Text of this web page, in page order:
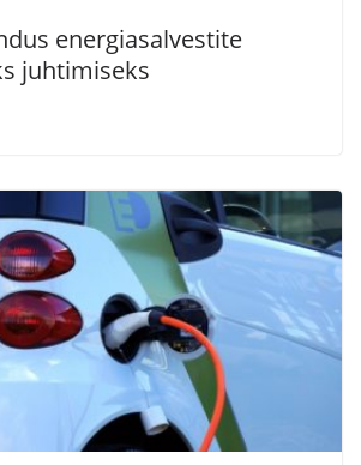
energiasalvestite
juhtimiseks